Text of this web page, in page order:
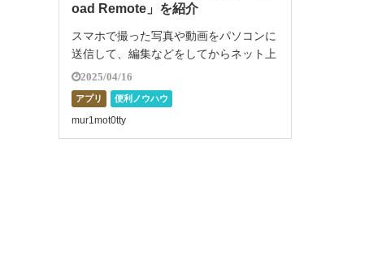
oad Remote」を紹介
スマホで撮った写真や動画をパソコンに
送信して、編集などをしてからネット上
にアップロードするなど、端末間のファ
イル転送をする機会が多い方もいるでし
ょう。 クラウド上でファイルを管理す
る方法もありますが、何かと面倒だった
り、 […]
2025/04/16
アプリ 便利ノウハウ
mur1mot0tty